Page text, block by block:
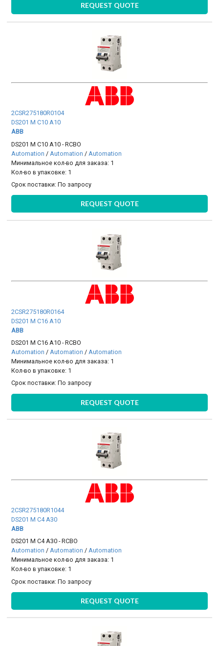
REQUEST QUOTE
2CSR275180R0104
DS201 M C10 A10
ABB
DS201 M C10 A10 - RCBO
Automation / Automation / Automation
Минимальное кол-во для заказа: 1
Кол-во в упаковке: 1
Срок поставки:По запросу
REQUEST QUOTE
2CSR275180R0164
DS201 M C16 A10
ABB
DS201 M C16 A10 - RCBO
Automation / Automation / Automation
Минимальное кол-во для заказа: 1
Кол-во в упаковке: 1
Срок поставки:По запросу
REQUEST QUOTE
2CSR275180R1044
DS201 M C4 A30
ABB
DS201 M C4 A30 - RCBO
Automation /Automation /Automation
Минимальное кол-во для заказа: 1
Кол-во в упаковке: 1
Срок поставки:По запросу
REQUEST QUOTE